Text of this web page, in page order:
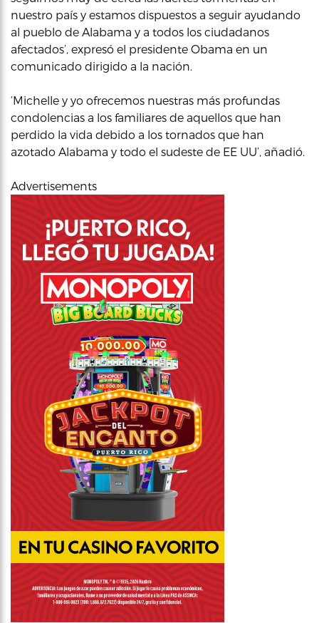
nuestro país y estamos dispuestos a seguir ayudando
al pueblo de Alabama y a todos los ciudadanos
afectados’, expresó el presidente Obama en un
comunicado dirigido a la nación.
‘Michelle y yo ofrecemos nuestras más profundas
condolencias a los familiares de aquellos que han
perdido la vida debido a los tornados que han
azotado Alabama y todo el sudeste de EE UU’, añadió.
Advertisements